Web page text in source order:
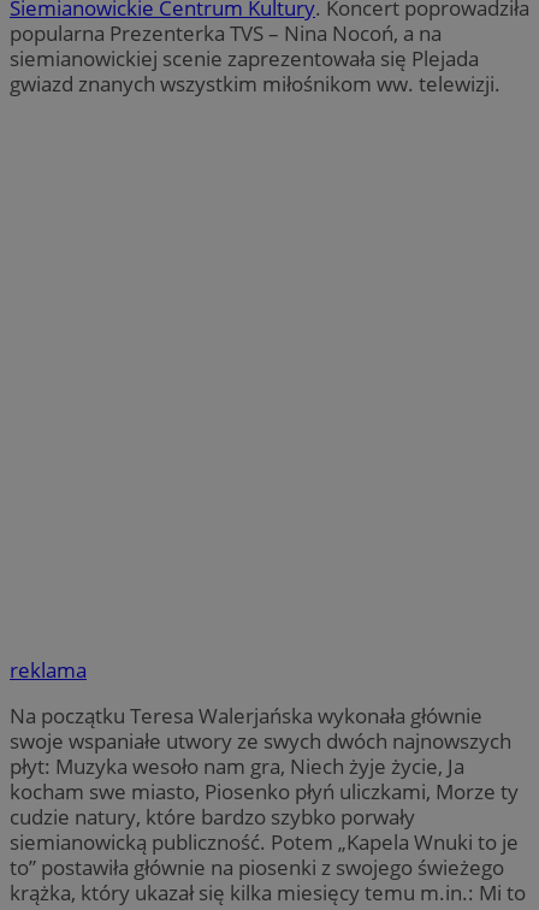
Siemianowickie Centrum Kultury. Koncert poprowadziła
popularna Prezenterka TVS – Nina Nocoń, a na
siemianowickiej scenie zaprezentowała się Plejada
gwiazd znanych wszystkim miłośnikom ww. telewizji.
reklama
Na początku Teresa Walerjańska wykonała głównie
swoje wspaniałe utwory ze swych dwóch najnowszych
płyt: Muzyka wesoło nam gra, Niech żyje życie, Ja
kocham swe miasto, Piosenko płyń uliczkami, Morze ty
cudzie natury, które bardzo szybko porwały
siemianowicką publiczność. Potem „Kapela Wnuki to je
to” postawiła głównie na piosenki z swojego świeżego
krążka, który ukazał się kilka miesięcy temu m.in.: Mi to